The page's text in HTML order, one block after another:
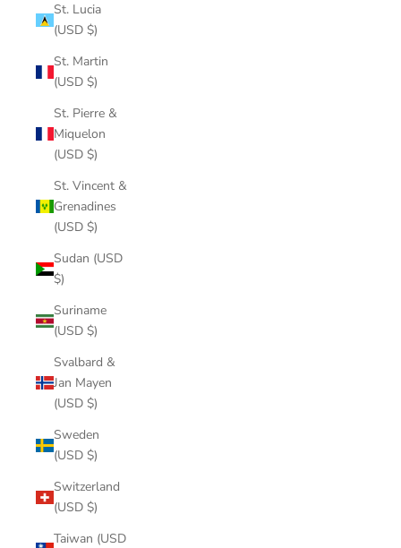
St. Lucia
(USD $)
St. Martin
(USD $)
St. Pierre &
Miquelon
(USD $)
St. Vincent &
Grenadines
(USD $)
Sudan (USD
$)
Suriname
(USD $)
Svalbard &
Jan Mayen
(USD $)
Sweden
(USD $)
Switzerland
(USD $)
Taiwan (USD